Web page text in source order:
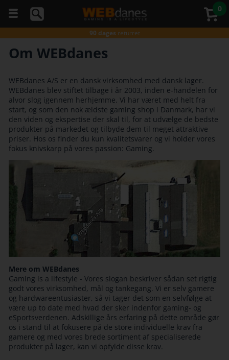
Du kan
til os
på
telefon
98374333
(hverdage
kl. 10-
16)
0
5 stjernerpå Trustpilot
Gratis fragt*
ved køb over 499,-
90 dages returret
Godkendt
5 stjerner
på Trustpilot
Gratis fragt*
ved køb over 499,-
Om WEBdanes
WEBdanes A/S er en dansk virksomhed med dansk lager.
WEBdanes blev stiftet tilbage i år 2003, inden e-handelen for
alvor slog igennem herhjemme. Vi har været med helt fra
start, og som den nok ældste gaming shop i Danmark, har vi
den viden og ekspertise der skal til, for at udvælge de bedste
produkter på markedet og tilbyde dem til meget attraktive
priser. Hos os finder du kun kvalitetsvarer og vi holder vores
fokus knivskarp på vores passion: Gaming.
Mere om WEBdanes
Gaming is a lifestyle - Vores slogan beskriver sådan set rigtig
godt vores virksomhed, mål og tankegang. Vi er selv gamere
og hardwareentusiaster, så vi tager det som en selvfølge at
være up to date med hvad der sker indenfor gaming- og
eSportsverdenen. Adskillige års erfaring på dette område gør
os i stand til at fokusere på de store individuelle krav fra
gamere og med vores brede sortiment af specialiserede
produkter på lager, kan vi opfylde disse krav.